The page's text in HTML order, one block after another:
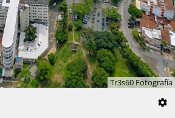
Tr3s60 Fotografía